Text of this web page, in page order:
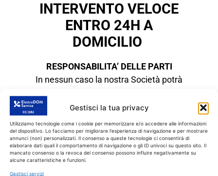
Gestisci la tua privacy
Utilizziamo tecnologie come i cookie per memorizzare e/o accedere alle informazioni
del dispositivo. Lo facciamo per migliorare l'esperienza di navigazione e per mostrare
annunci (non) personalizzati. Il consenso a queste tecnologie ci consentirà di
elaborare dati quali il comportamento di navigazione o gli ID univoci su questo sito. Il
mancato consenso o la revoca del consenso possono influire negativamente su
alcune caratteristiche e funzioni.
Gestisci servizi
INTERVENTO VELOCE
ENTRO 24H A
DOMICILIO
RESPONSABILITA’ DELLE PARTI
In nessun caso la nostra Società potrà
qualsivoglia danno, diretto o indiretto,
inerente, speciale o conseguente, di
qualsiasi natura, sia contrattuale che
extra-contrattuale, derivante dall’attività
prestata dal Collaboratore (tecnico libero
professionista) o da qualsiasi soggetto